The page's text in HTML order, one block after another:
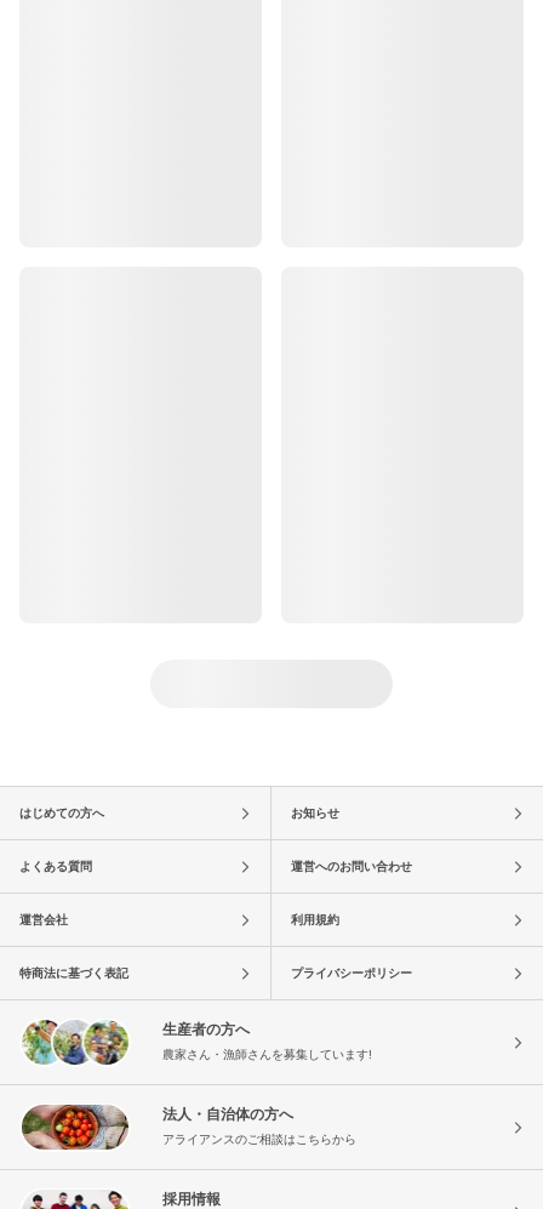
はじめての方へ お知らせ
よくある質問 運営へのお問い合わせ
運営会社 利用規約
特商法に基づく表記 プライバシーポリシー
生産者の方へ
農家さん・漁師さんを募集しています!
法人・自治体の方へ
アライアンスのご相談はこちらから
採用情報